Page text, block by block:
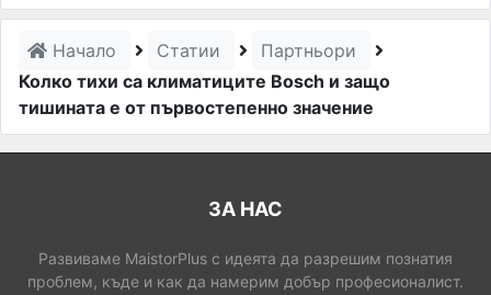
Начало Статии
Партньори
Колко тихи са климатиците Bosch и защо
тишината е от първостепенно значение
ЗА НАС
Развиваме MaistorPlus с идеята да разрешим познатия
проблем, къде и как да намерим добър професионалист.